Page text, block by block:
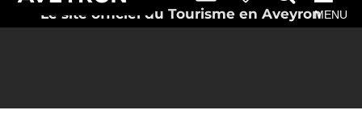
Le site officiel du Tourisme en AveyronMENU